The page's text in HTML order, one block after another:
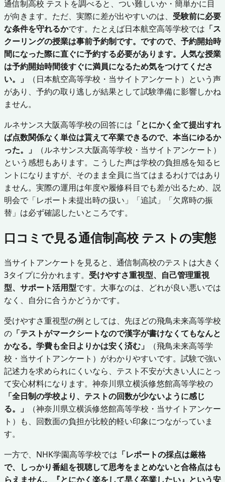
通信制高校 テストを調べると、つい難しいか・簡単かに目
が向きます。ただ、実際に差が出やすいのは、 受験前に必要
な条件を守れるかです。たとえば日本航空高等学校では 「ス
クーリングの授業は事前予約制です。ですので、予約開始時
間になった際に直ぐに予約する必要があります。人気な授業
は予約開始時間後すぐに満員になるため気をつけてくださ
い。」
（日本航空高等学校・当サイトアンケート）という声
があり、予約の取り逃しが結果として試験準備に影響しかね
ません。
ルネサンス大阪高等学校の回答には 「とにかく全て提出すれ
ば点数関係なく単位は貰えて卒業できるので、本当にゆるか
った。」
（ルネサンス大阪高等学校・当サイトアンケート）
という感想もあります。こうした声は学校の負担感を知るヒ
ントになりますが、そのまま全員に当てはまるわけではあり
ません。実際の運用は年度や履修科目でも差が出るため、説
明会で「レポート未提出時の扱い」「追試」「欠席時の振
替」は必ず確認したいところです。
口コミで見る通信制高校 テストの実態
当サイトアンケートを見ると、通信制高校のテストは大きく
3タイプに分かれます。 受けやすさ重視型、自己管理重視
型、サポート活用型です。大事なのは、どれが良い悪いでは
なく、自分に合うかどうかです。
受けやすさ重視型の例としては、先ほどの飛鳥未来高等学校
の 「テストがマークシートなので漢字が書けなくてもなんと
かなる。学費も全日よりかは安く済む」
（飛鳥未来高等学
校・当サイトアンケート）がわかりやすいです。試験で強い
記述力を求められにくいなら、テスト不安が大きい人にとっ
て安心材料になります。神奈川県立横浜修悠館高等学校の
「全日制の学校より、テストの回数が少ないように感じ
る。」
（神奈川県立横浜修悠館高等学校・当サイトアンケー
ト）も、回数面の負担が比較的軽い印象につながっていま
す。
一方で、NHK学園高等学校では 「レポートの採点は厳格
で、しっかり番組を視聴して思考をまとめないと合格点はも
らえません。『とにかく楽をして早く卒業したい』という安